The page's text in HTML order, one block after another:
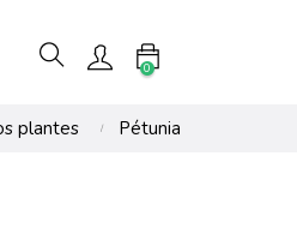
0
plantes Pétunia